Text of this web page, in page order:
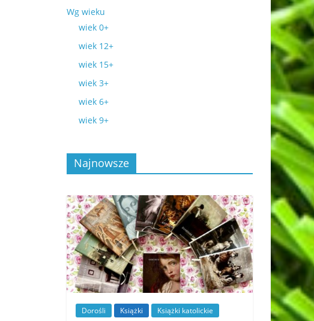
Wg wieku
wiek 0+
wiek 12+
wiek 15+
wiek 3+
wiek 6+
wiek 9+
Najnowsze
Dorośli Książki Książki katolickie